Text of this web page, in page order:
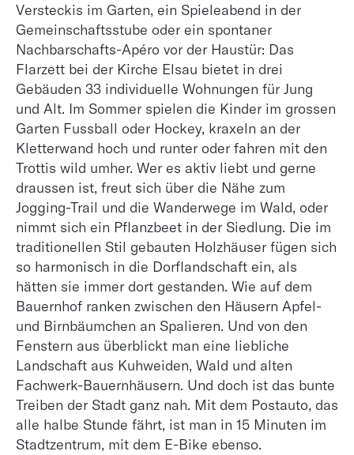
Versteckis im Garten, ein Spieleabend in der
Gemeinschaftsstube oder ein spontaner
Nachbarschafts-Apéro vor der Haustür: Das
Flarzett bei der Kirche Elsau bietet in drei
Gebäuden 33 individuelle Wohnungen für Jung
und Alt. Im Sommer spielen die Kinder im grossen
Garten Fussball oder Hockey, kraxeln an der
Kletterwand hoch und runter oder fahren mit den
Trottis wild umher. Wer es aktiv liebt und gerne
draussen ist, freut sich über die Nähe zum
Jogging-Trail und die Wanderwege im Wald, oder
nimmt sich ein Pflanzbeet in der Siedlung. Die im
traditionellen Stil gebauten Holzhäuser fügen sich
so harmonisch in die Dorflandschaft ein, als
hätten sie immer dort gestanden. Wie auf dem
Bauernhof ranken zwischen den Häusern Apfel-
und Birnbäumchen an Spalieren. Und von den
Fenstern aus überblickt man eine liebliche
Landschaft aus Kuhweiden, Wald und alten
Fachwerk-Bauernhäusern. Und doch ist das bunte
Treiben der Stadt ganz nah. Mit dem Postauto, das
alle halbe Stunde fährt, ist man in 15 Minuten im
Stadtzentrum, mit dem E-Bike ebenso.